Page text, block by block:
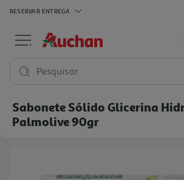
RESERVAR ENTREGA
Pesquisar
Sabonete Sólido Glicerina
Palmolive 90gr